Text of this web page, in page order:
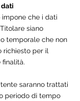
dati
impone che i dati
siano
temporale che non
richiesto per il
saranno trattati
periodo di tempo